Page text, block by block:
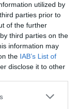
utilized by
parties prior to
of the further
third parties on the
information may
the IAB’s List of
disclose it to other
για ψαρά που
θάλασσα, στη
Αργά το
βρισκόταν στο